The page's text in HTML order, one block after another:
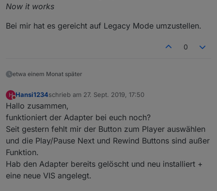
Now it works
Bei mir hat es gereicht auf Legacy Mode umzustellen.
0
etwa einem Monat später
H
Nicht stören
Hansi1234schrieb am 27. Sept. 2019, 17:50
zuletzt editiert von
Hallo zusammen,
funktioniert der Adapter bei euch noch?
Seit gestern fehlt mir der Button zum Player auswählen
und die Play/Pause Next und Rewind Buttons sind außer
Funktion.
Hab den Adapter bereits gelöscht und neu installiert +
eine neue VIS angelegt.